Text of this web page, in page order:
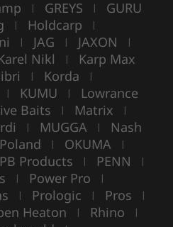
| GREYS | GURU
| Holdcarp |
| JAG | JAXON |
Nikl | Karp Max
| Korda |
| KUMU | Lowrance
Baits | Matrix |
| MUGGA | Nash
| OKUMA |
PB Products | PENN |
| Power Pro |
| Prologic | Pros |
Heaton | Rhino |